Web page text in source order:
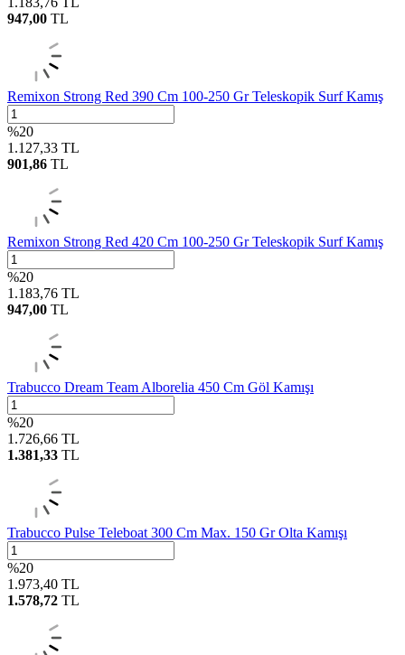
947,00 TL
Remixon Strong Red 390 Cm 100-250 Gr Teleskopik Surf Kamış
%20
1.127,33 TL
901,86 TL
Remixon Strong Red 420 Cm 100-250 Gr Teleskopik Surf Kamış
%20
1.183,76 TL
947,00 TL
Trabucco Dream Team Alborelia 450 Cm Göl Kamışı
%20
1.726,66 TL
1.381,33 TL
Trabucco Pulse Teleboat 300 Cm Max. 150 Gr Olta Kamışı
%20
1.973,40 TL
1.578,72 TL